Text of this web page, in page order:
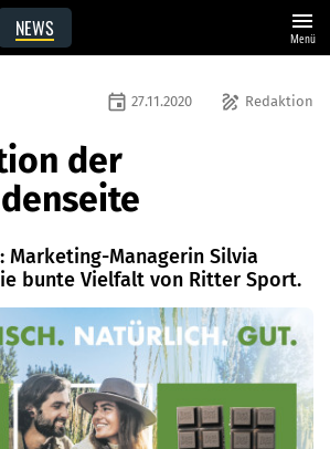
NEWS menu
Menü
draw Redaktion
event 27.11.2020
der
Marketing-Managerin Silvia
bunte Vielfalt von Ritter Sport.